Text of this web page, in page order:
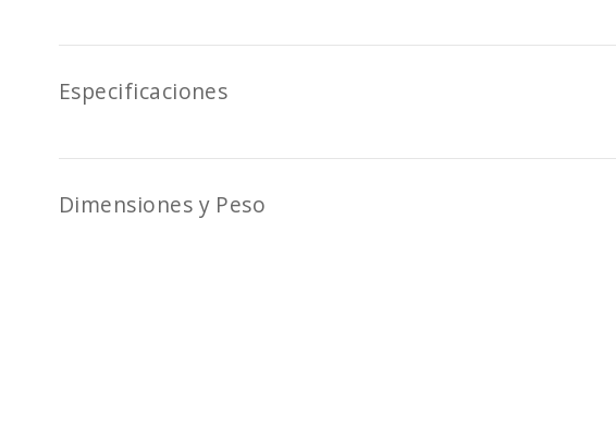
Especificaciones
Dimensiones y Peso